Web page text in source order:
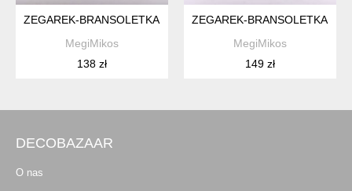
ZEGAREK-BRANSOLETKA PASTELOWY W STYLU BOHO
MegiMikos
138 zł
ZEGAREK-BRANSOLETKA W
MegiMikos
149 zł
DECOBAZAAR
O nas